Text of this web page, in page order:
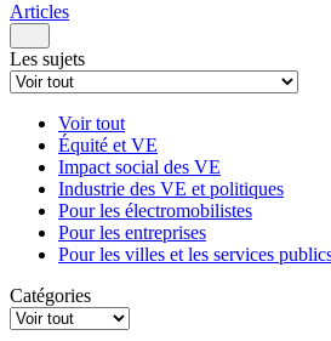
Articles
Les sujets
Voir tout
Équité et VE
Impact social des VE
Industrie des VE et politiques
Pour les électromobilistes
Pour les entreprises
Pour les villes et les services
Catégories